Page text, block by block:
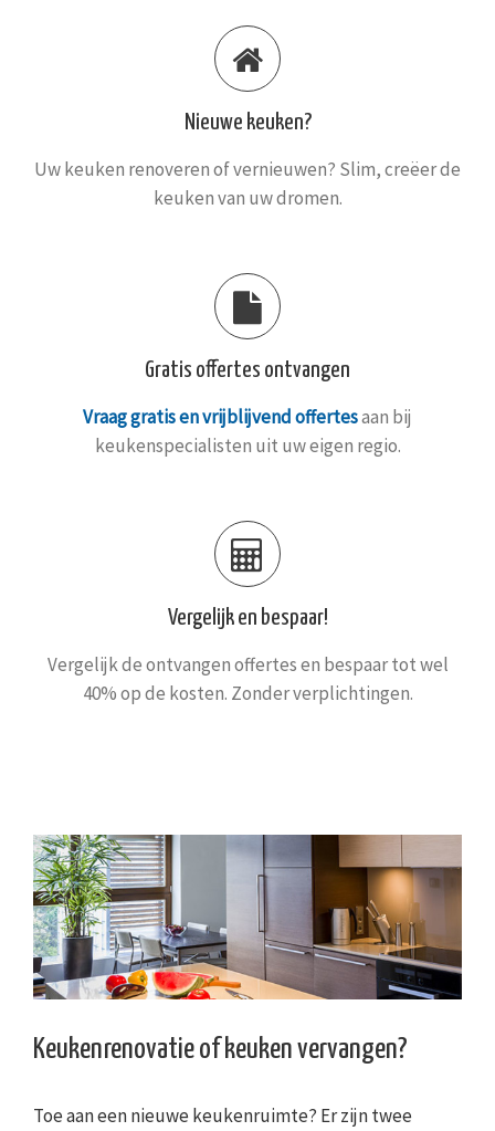
Nieuwe keuken?
Uw keuken renoveren of vernieuwen? Slim, creëer de
keuken van uw dromen.
Gratis offertes ontvangen
Vraag gratis en vrijblijvend offertesaan bij
keukenspecialisten uit uw eigen regio.
Vergelijk en bespaar!
Vergelijk de ontvangen offertes en bespaar tot wel
40% op de kosten. Zonder verplichtingen.
Keukenrenovatie of keuken vervangen?
Toe aan een nieuwe keukenruimte? Er zijn twee